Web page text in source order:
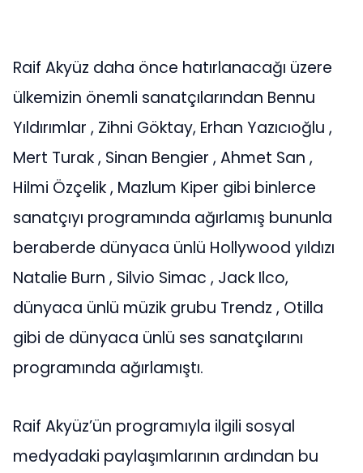
Raif Akyüz daha önce hatırlanacağı üzere
ülkemizin önemli sanatçılarından Bennu
Yıldırımlar , Zihni Göktay, Erhan Yazıcıoğlu ,
Mert Turak , Sinan Bengier , Ahmet San ,
Hilmi Özçelik , Mazlum Kiper gibi binlerce
sanatçıyı programında ağırlamış bununla
beraberde dünyaca ünlü Hollywood yıldızı
Natalie Burn , Silvio Simac , Jack Ilco,
dünyaca ünlü müzik grubu Trendz , Otilla
gibi de dünyaca ünlü ses sanatçılarını
programında ağırlamıştı.
Raif Akyüz’ün programıyla ilgili sosyal
medyadaki paylaşımlarının ardından bu